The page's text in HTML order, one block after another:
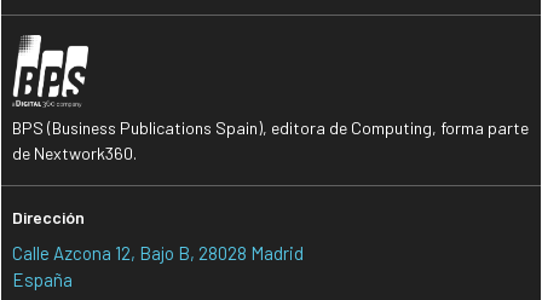
BPS (Business Publications Spain), editora de Computing, forma parte
de Nextwork360.
Dirección
Calle Azcona 12, Bajo B, 28028 Madrid
España